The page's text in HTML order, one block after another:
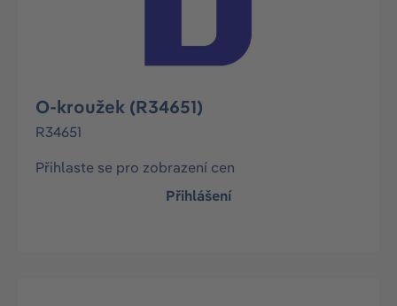
O-kroužek (R34651)
R34651
Přihlaste se pro zobrazení cen
Přihlášení